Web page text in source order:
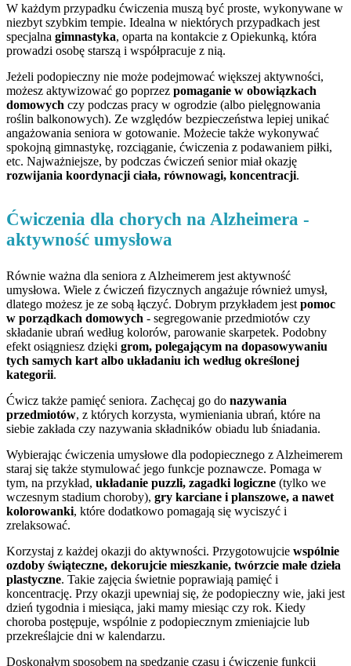
W każdym przypadku ćwiczenia muszą być proste, wykonywane w
niezbyt szybkim tempie. Idealna w niektórych przypadkach jest
specjalna gimnastyka, oparta na kontakcie z Opiekunką, która
prowadzi osobę starszą i współpracuje z nią.
Jeżeli podopieczny nie może podejmować większej aktywności,
możesz aktywizować go poprzez pomaganie w obowiązkach
domowych czy podczas pracy w ogrodzie (albo pielęgnowania
roślin balkonowych). Ze względów bezpieczeństwa lepiej unikać
angażowania seniora w gotowanie. Możecie także wykonywać
spokojną gimnastykę, rozciąganie, ćwiczenia z podawaniem piłki,
etc. Najważniejsze, by podczas ćwiczeń senior miał okazję
rozwijania koordynacji ciała, równowagi, koncentracji.
Ćwiczenia dla chorych na Alzheimera -
aktywność umysłowa
Równie ważna dla seniora z Alzheimerem jest aktywność
umysłowa. Wiele z ćwiczeń fizycznych angażuje również umysł,
dlatego możesz je ze sobą łączyć. Dobrym przykładem jest pomoc
w porządkach domowych - segregowanie przedmiotów czy
składanie ubrań według kolorów, parowanie skarpetek. Podobny
efekt osiągniesz dzięki grom, polegającym na dopasowywaniu
tych samych kart albo układaniu ich według określonej
kategorii.
Ćwicz także pamięć seniora. Zachęcaj go do nazywania
przedmiotów, z których korzysta, wymieniania ubrań, które na
siebie zakłada czy nazywania składników obiadu lub śniadania.
Wybierając ćwiczenia umysłowe dla podopiecznego z Alzheimerem
staraj się także stymulować jego funkcje poznawcze. Pomaga w
tym, na przykład, układanie puzzli, zagadki logiczne (tylko we
wczesnym stadium choroby), gry karciane i planszowe, a nawet
kolorowanki, które dodatkowo pomagają się wyciszyć i
zrelaksować.
Korzystaj z każdej okazji do aktywności. Przygotowujcie wspólnie
ozdoby świąteczne, dekorujcie mieszkanie, twórzcie małe dzieła
plastyczne. Takie zajęcia świetnie poprawiają pamięć i
koncentrację. Przy okazji upewniaj się, że podopieczny wie, jaki jest
dzień tygodnia i miesiąca, jaki mamy miesiąc czy rok. Kiedy
choroba postępuje, wspólnie z podopiecznym zmieniajcie lub
przekreślajcie dni w kalendarzu.
Doskonałym sposobem na spędzanie czasu i ćwiczenie funkcji